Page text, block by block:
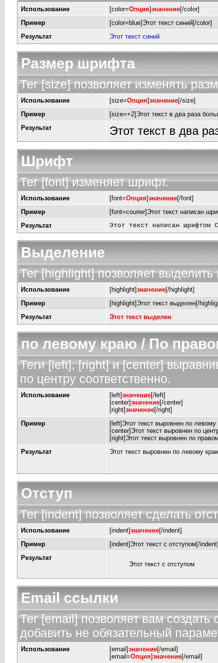
Использование [color=Опция]значение[/color]
Пример
[color=blue]Этот текст синий[/color]
Результат
Этот текст синий
Размер шрифта
Тег [size] позволяет изменять
Использование [size=Опция]значение[/size]
Пример
[size=+2]Этот текст в два раза
Результат
Этот текст в два
Шрифт
Тег [font] изменяет шрифт.
Использование [font=Опция]значение[/font]
Пример
[font=courier]Этот текст написан
Результат
Этот текст написан шрифтом
Выделение
Тег [highlight] позволяет выделить
Использование [highlight]значение[/highlight]
Пример
[highlight]Этот текст выделен[/
Результат
Этот текст выделен
по левому краю / По
Теги [left], [right] и [center]
по центру соответственно.
Использование [left]значение[/left]
[center]значение[/center]
[right]значение[/right]
Пример
[left]Этот текст выровнен по
[center]Этот текст выровнен по
[right]Этот текст выровнен по
Результат
Этот текст выровнен по левому
Отступ
Тег [indent] позволяет сделать
Использование [indent]значение[/indent]
Пример
[indent]Этот текст с отступом[/
Результат
Этот текст с отступом
Email ссылки
Тег [email] позволяет вам
добавить не обязательный
Использование [email]значение[/email]
[email=Опция]значение[/email]